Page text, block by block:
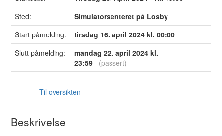
Sted:
Simulatorsenteret på Losby
Start påmelding:
tirsdag 16. april 2024 kl. 00:00
Slutt påmelding:
mandag 22. april 2024 kl.
23:59 (passert)
Til oversikten
Beskrivelse